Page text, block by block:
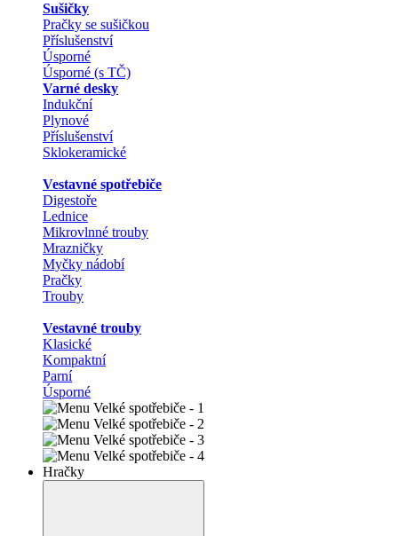
Sušičky
Pračky se sušičkou
Příslušenství
Úsporné
Úsporné (s TČ)
Varné desky
Indukční
Plynové
Příslušenství
Sklokeramické
Vestavné spotřebiče
Digestoře
Lednice
Mikrovlnné trouby
Mrazničky
Myčky nádobí
Pračky
Trouby
Vestavné trouby
Klasické
Kompaktní
Parní
Úsporné
Hračky